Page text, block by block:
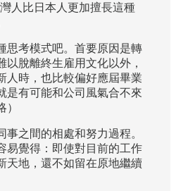
人比日本人更加擅長這種
思考模式吧。首要原因是轉
以脫離終生雇用文化以外，
人時，也比較偏好應屆畢業
是有可能和公司風氣合不來
事之間的相處和努力過程。
易覺得：即使對目前的工作
天地，還不如留在原地繼續